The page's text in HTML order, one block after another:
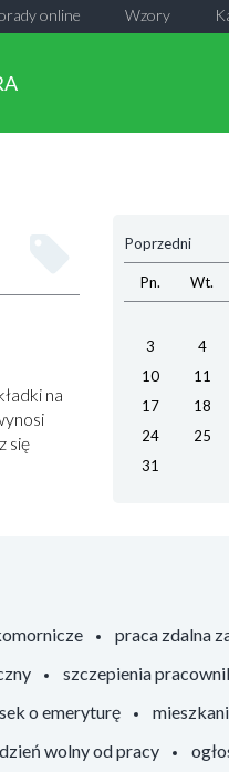
Wzory
online
na
się
Poprzedni
Pn. Wt.
3
4
10
11
17
18
24
25
31
praca zdalna
szczepienia
o emeryturę
wolny od pracy